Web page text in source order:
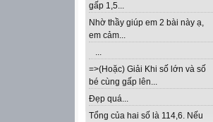
gấp 1,5...
Nhờ thầy giúp em 2 bài này ạ,
em cảm...
...
=>(Hoặc) Giải Khi số lớn và số
bé cùng gấp lên...
Đẹp quá...
Tổng của hai số là 114,6. Nếu